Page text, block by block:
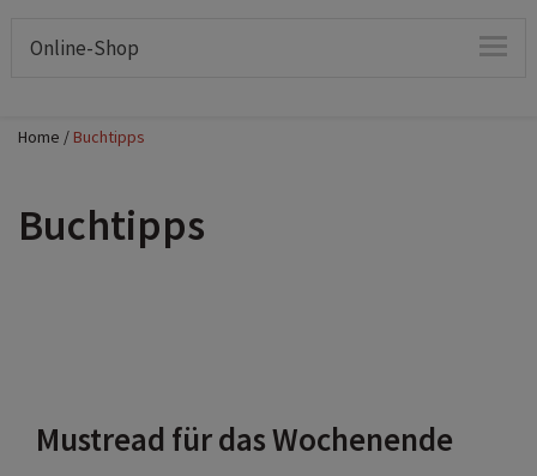
Online-Shop
Home Buchtipps
Buchtipps
Mustread für das Wochenende